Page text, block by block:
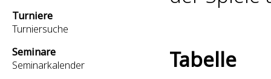
Turniere
Turniersuche
Seminare
Seminarkalender
Tabelle